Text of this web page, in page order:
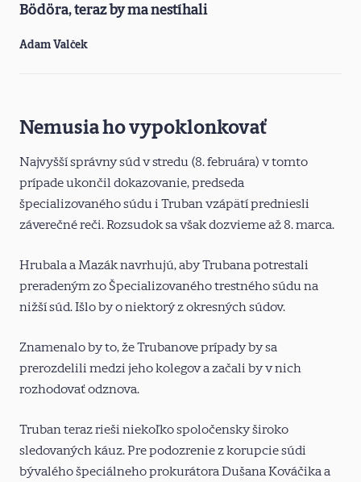
Bödöra, teraz by ma nestíhali
Adam Valček
Nemusia ho vypoklonkovať
Najvyšší správny súd v stredu (8. februára) v tomto
prípade ukončil dokazovanie, predseda
špecializovaného súdu i Truban vzápätí predniesli
záverečné reči. Rozsudok sa však dozvieme až 8. marca.
Hrubala a Mazák navrhujú, aby Trubana potrestali
preradeným zo Špecializovaného trestného súdu na
nižší súd. Išlo by o niektorý z okresných súdov.
Znamenalo by to, že Trubanove prípady by sa
prerozdelili medzi jeho kolegov a začali by v nich
rozhodovať odznova.
Truban teraz rieši niekoľko spoločensky široko
sledovaných káuz. Pre podozrenie z korupcie súdi
bývalého špeciálneho prokurátora Dušana Kováčika a